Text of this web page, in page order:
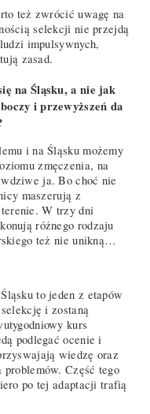
też zwrócić uwagę na
selekcji nie przejdą
impulsywnych,
zasad.
na Śląsku, a nie jak
i przewyższeń da
i na Śląsku możemy
zmęczenia, na
ja. Bo choć nie
maszerują z
W trzy dni
różnego rodzaju
też nie unikną…
to jeden z etapów
i zostaną
kurs
podlegać ocenie i
wiedzę oraz
Część tego
po tej adaptacji trafią